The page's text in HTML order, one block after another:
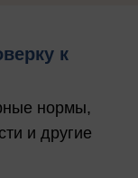
к
нормы,
и другие